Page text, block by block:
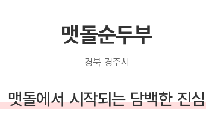
맷돌순두부
경북 경주시
맷돌에서 시작되는 담백한 진심